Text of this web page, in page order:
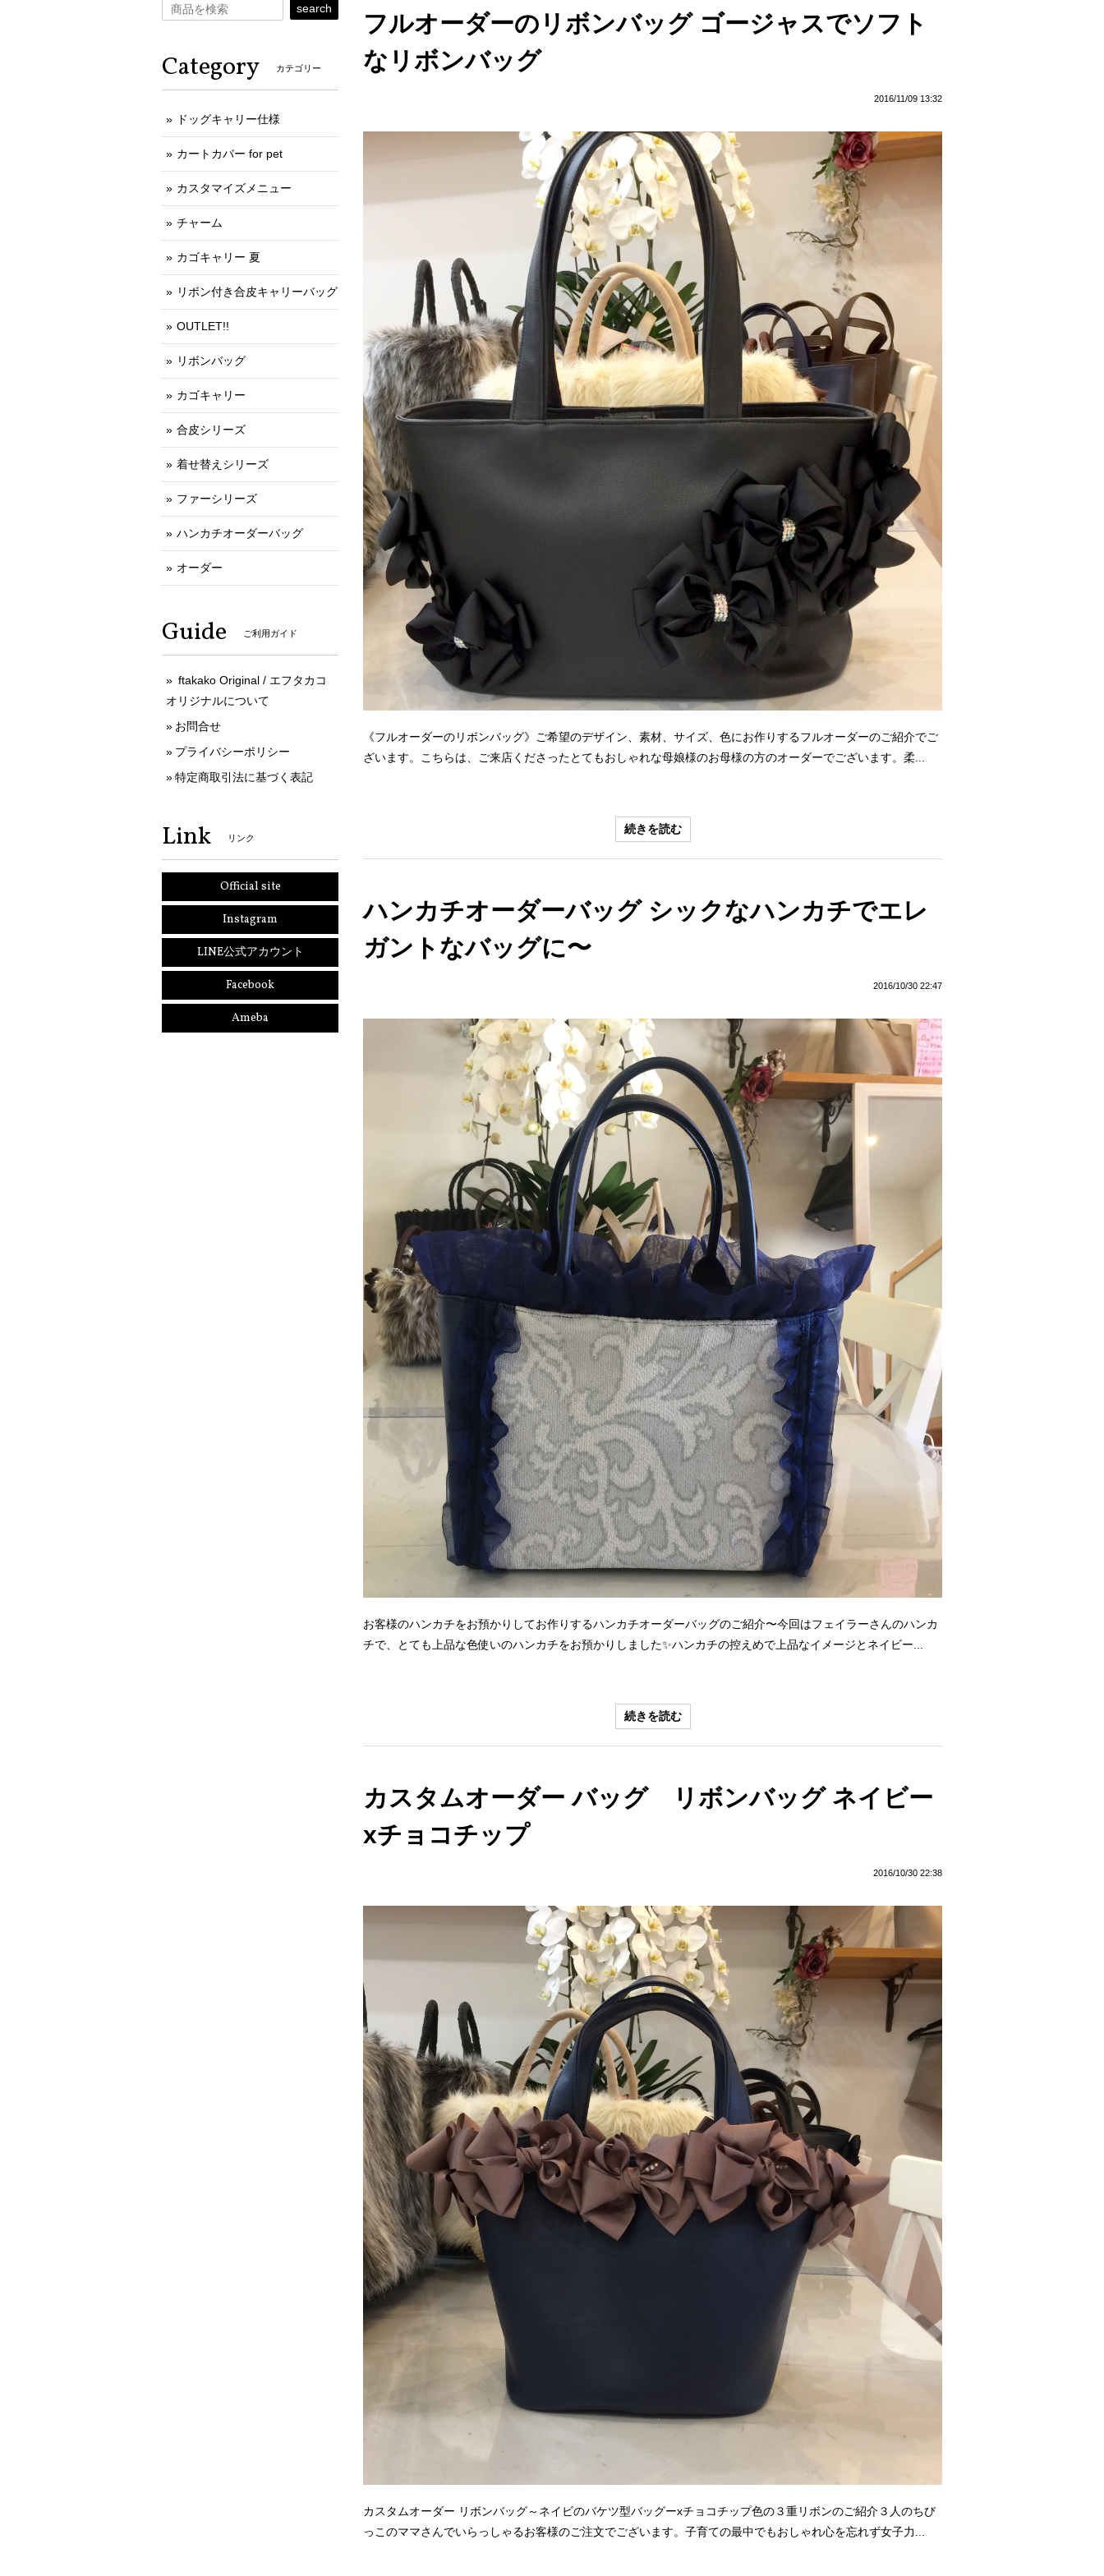
フルオーダーのリボンバッグ ゴージャスでソフト
なリボンバッグ
2016/11/09 13:32
《フルオーダーのリボンバッグ》ご希望のデザイン、素材、サイズ、色にお作りするフルオーダーのご紹介でご
ざいます。こちらは、ご来店くださったとてもおしゃれな母娘様のお母様の方のオーダーでございます。柔...
続きを読む
ハンカチオーダーバッグ シックなハンカチでエレ
ガントなバッグに〜
2016/10/30 22:47
お客様のハンカチをお預かりしてお作りするハンカチオーダーバッグのご紹介〜今回はフェイラーさんのハンカ
チで、とても上品な色使いのハンカチをお預かりしました✨ハンカチの控えめで上品なイメージとネイビー...
続きを読む
カスタムオーダー バッグ リボンバッグ ネイビー
xチョコチップ
2016/10/30 22:38
カスタムオーダー リボンバッグ～ネイビのバケツ型バッグーxチョコチップ色の３重リボンのご紹介３人のちび
っこのママさんでいらっしゃるお客様のご注文でございます。子育ての最中でもおしゃれ心を忘れず女子力...
search
Category カテゴリー
ドッグキャリー仕様
カートカバー for pet
カスタマイズメニュー
チャーム
カゴキャリー 夏
リボン付き合皮キャリーバッグ
OUTLET!!
リボンバッグ
カゴキャリー
合皮シリーズ
着せ替えシリーズ
ファーシリーズ
ハンカチオーダーバッグ
オーダー
Guide ご利用ガイド
ftakako Original / エフタカコ
オリジナルについて
お問合せ
プライバシーポリシー
特定商取引法に基づく表記
Link リンク
Official site
Instagram
LINE公式アカウント
Facebook
Ameba